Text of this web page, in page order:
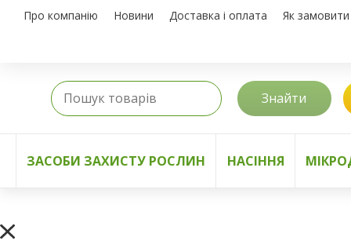
Про компанію Новини Доставка і оплата Як замовити
Знайти
ЗАСОБИ ЗАХИСТУ РОСЛИН НАСІННЯ